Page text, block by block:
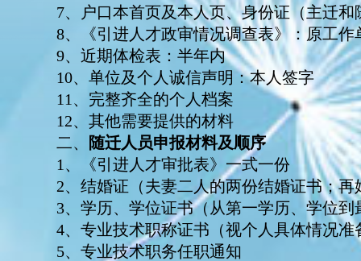
7、户口本首页及本人页、身份证（主迁
8、《引进人才政审情况调查表》：原工作
9、近期体检表：半年内
10、单位及个人诚信声明：本人签字
11、完整齐全的个人档案
12、其他需要提供的材料
二、
随迁人员申报材料及顺序
1、《引进人才审批表》一式一份
2、结婚证（夫妻二人的两份结婚证书；
3、学历、学位证书（从第一学历、学位
4、专业技术职称证书（视个人具体情况准
5、专业技术职务任职通知